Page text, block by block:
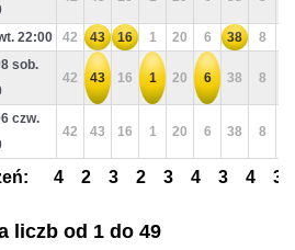
22:00 42 43 16 1 20 6 38 8
sob.
42 43 16 1 20 6 38 8
czw.
42 43 16 1 20 6 38 8
4 2 3 2 3 4 3 4 3
liczb od 1 do 49